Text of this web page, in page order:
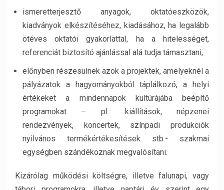
ismeretterjesztő anyagok, oktatóeszközök,
kiadványok elkészítéséhez, kiadásához, ha legalább
ötéves oktatói gyakorlattal, ha a hitelességet,
referenciát biztosító ajánlással alá tudja támasztani,
előnyben részesülnek azok a projektek, amelyeknél a
pályázatok a hagyományokból táplálkozó, a helyi
értékeket a mindennapok kultúrájába beépítő
programokat – pl.: kiállítások, népzenei
rendezvények, koncertek, színpadi produkciók
nyilvános termékértékesítések stb.- szakmai
egységben szándékoznak megvalósítani.
Kizárólag működési költségre, illetve falunapi, vagy